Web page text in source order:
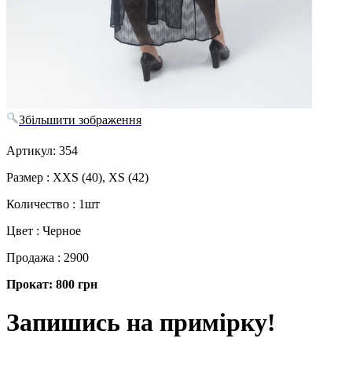
Збільшити зображення
Артикул: 354
Размер : XXS (40), XS (42)
Количество : 1шт
Цвет : Черное
Продажа : 2900
Прокат: 800 грн
Запишись на примірку!